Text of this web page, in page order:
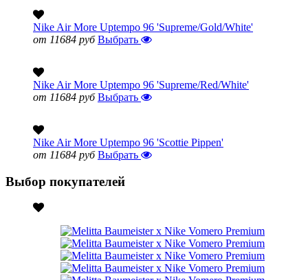
Nike Air More Uptempo 96 'Supreme/Gold/White'
от 11684 руб Выбрать
Nike Air More Uptempo 96 'Supreme/Red/White'
от 11684 руб Выбрать
Nike Air More Uptempo 96 'Scottie Pippen'
от 11684 руб Выбрать
Выбор покупателей